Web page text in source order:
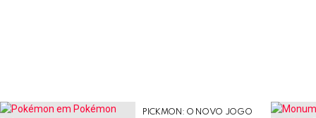
LATEST
PICKMON: O NOVO JOGO